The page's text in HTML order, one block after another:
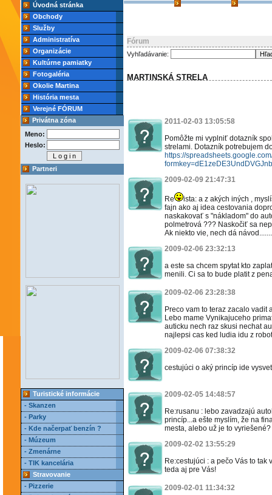
Úvodná stránka
Obchody
Služby
Administratíva
Organizácie
Kultúrne pamiatky
Fotogaléria
Okolie Martina
História mesta
Verejné FÓRUM
Privátna zóna
Meno:
Heslo:
Partneri
Turistické informácie
- Skanzen
- Parky
- Kde načerpať benzín ?
- Múzeum
- Zmenárne
- TIK kancelária
Stravovanie
- Pizzerie
Fórum
Vyhľadávanie:
MARTINSKÁ STRELA
2011-02-03 13:05:58
Pomôžte mi vyplniť dotazník
strelami. Dotazník potrebujem
https://
2009-02-09 21:47:31
Re
ista: a z akých iných ,
fajn ako aj idea cestovania
naskakovať s "nákladom" do
polmetrová ??? Naskočiť sa
Ak niekto vie, nech dá
2009-02-06 23:32:13
a este sa chcem spytat kto
menili. Ci sa to bude platit z
2009-02-06 23:28:38
Preco vam to teraz zacalo vadit
Lebo mame Vynikajuceho
auticku nech raz skusi nechat
najlepsi cas ked ludia idu z
2009-02-06 07:38:32
cestujúci o aký princíp ide
2009-02-05 14:48:57
Re:rusanu : lebo zavadzajú
princíp...a ešte myslím, že na
mesta, alebo už je to vyriešené?
2009-02-02 13:55:29
Re:cestujúci : a pečo Vás to
teda aj pre Vás!
2009-02-01 11:34:32